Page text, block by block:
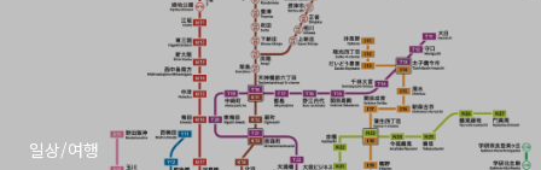
일상/여행